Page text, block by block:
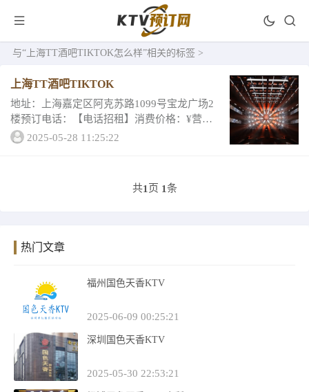
与“上海TT酒吧TIKTOK怎么样”相关的标签 >
上海TT酒吧TIKTOK
地址：上海嘉定区阿克苏路1099号宝龙广场2
楼预订电话：【电话招租】消费价格：¥营业
时间：晚上8:00至凌晨5:00所在榜单：上海酒
2025-05-28 11:25:22
共1 页 1条
热门文章
福州国色天香KTV
2025-06-09 00:25:21
深圳国色天香KTV
2025-05-30 22:53:21